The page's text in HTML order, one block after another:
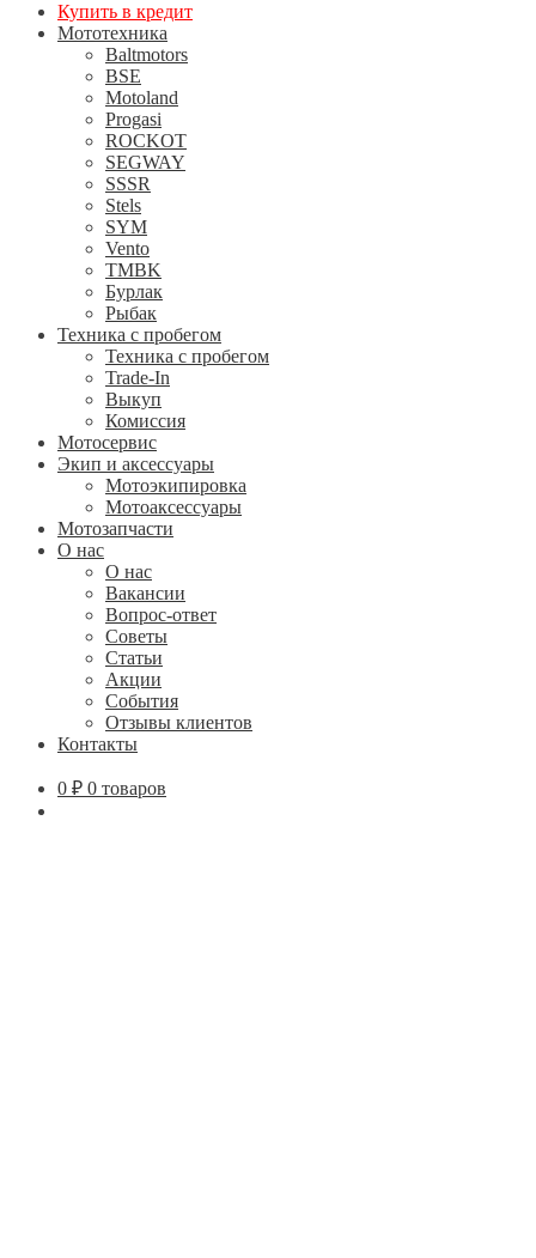
Купить в кредит
Мототехника
Baltmotors
BSE
Motoland
Progasi
ROCKOT
SEGWAY
SSSR
Stels
SYM
Vento
TMBK
Бурлак
Рыбак
Техника с пробегом
Техника с пробегом
Trade-In
Выкуп
Комиссия
Мотосервис
Экип и аксессуары
Мотоэкипировка
Мотоаксессуары
Мотозапчасти
О нас
О нас
Вакансии
Вопрос-ответ
Советы
Статьи
Акции
События
Отзывы клиентов
Контакты
0 ₽ 0 товаров